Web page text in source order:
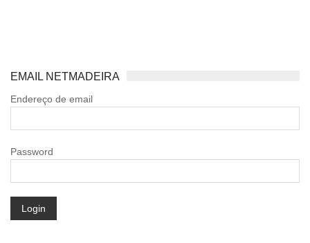
EMAIL NETMADEIRA
Endereço de email
Password
Login